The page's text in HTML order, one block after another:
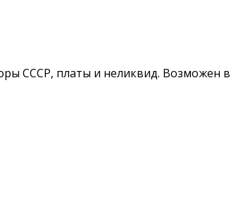
СССР, платы и неликвид. Возможен